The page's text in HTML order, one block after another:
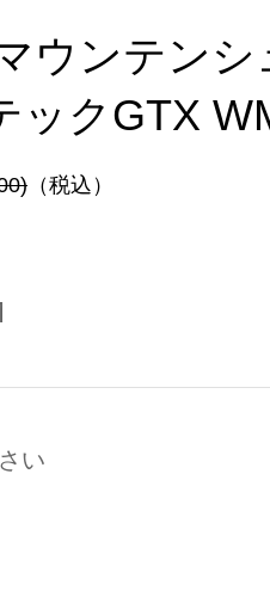
ウンテン
ックGTX
（税込）
い